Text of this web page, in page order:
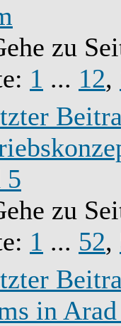
1 ... 12,
5
1 ... 52,
in